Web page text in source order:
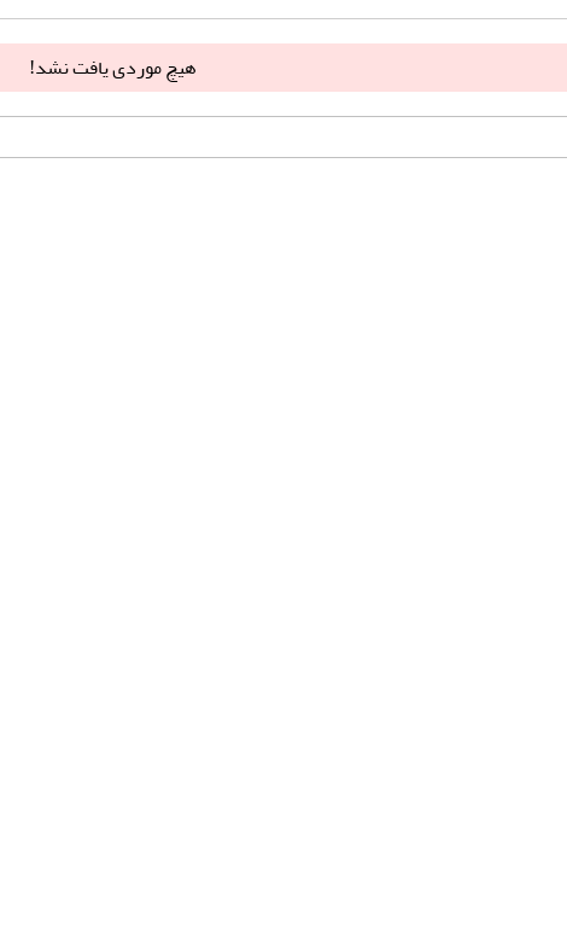
هیچ موردی یافت نشد!